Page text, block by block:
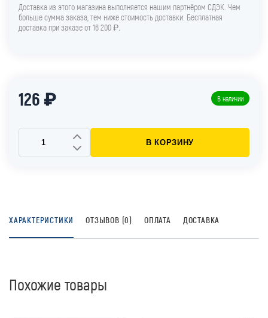
Доставка из этого магазина выполняется нашим партнёром СДЭК. Чем
больше сумма заказа, тем ниже стоимость доставки. Бесплатная
доставка при заказе от 16 200 ₽.
126 ₽ В наличии
В КОРЗИНУ
ХАРАКТЕРИСТИКИ ОТЗЫВОВ (0) ОПЛАТА ДОСТАВКА
Похожие товары